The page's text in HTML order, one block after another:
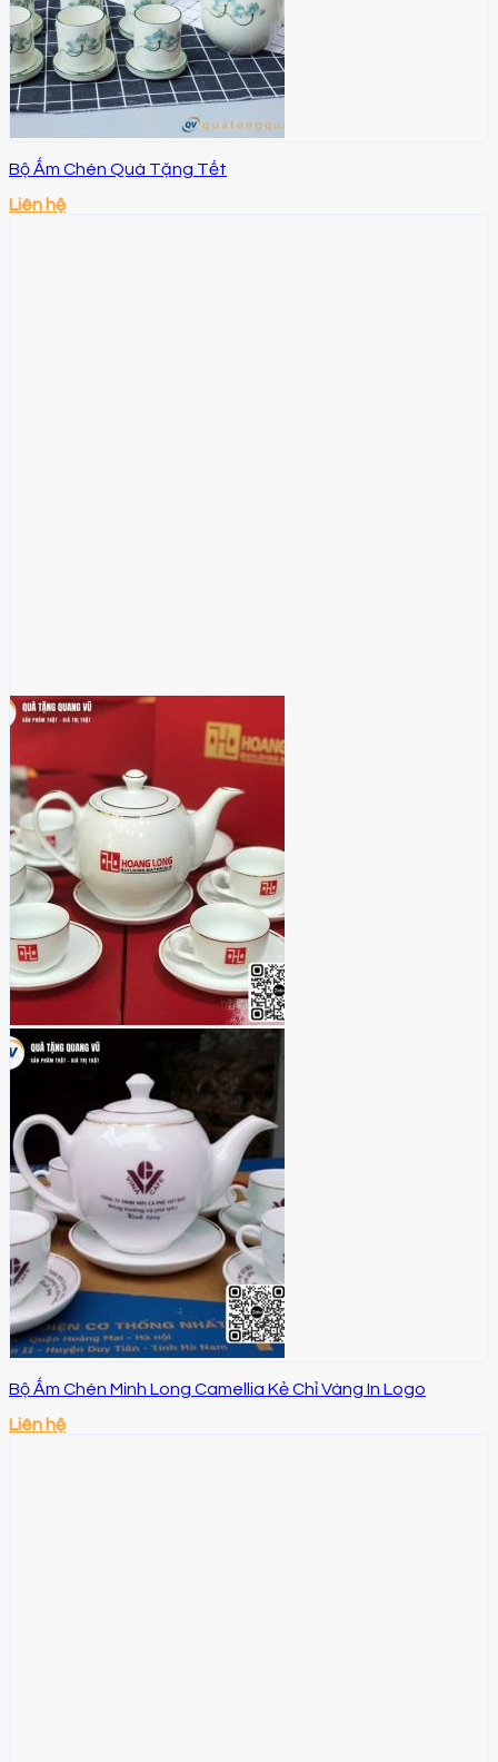
Bộ Ấm Chén Quà Tặng Tết
Liên hệ
Bộ Ấm Chén Minh Long Camellia Kẻ Chỉ Vàng In Logo
Liên hệ